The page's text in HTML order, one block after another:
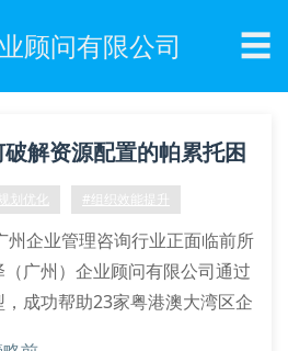
顾问有限公司 ☰
解资源配置的帕累托困
划优化 #组织效能提升
企业管理咨询行业正面临前所
广州）企业顾问有限公司通过
成功帮助23家粤港澳大湾区企